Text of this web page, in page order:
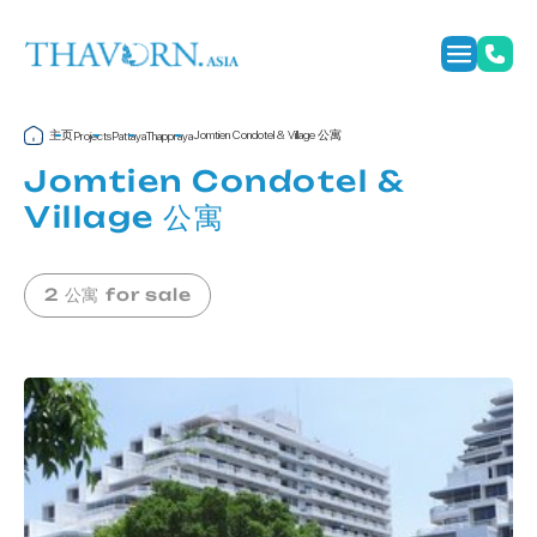
主页ProjectsPattayaThapprayaJomtien Condotel & Village 公寓
Jomtien Condotel &
Village 公寓
2 公寓 for sale